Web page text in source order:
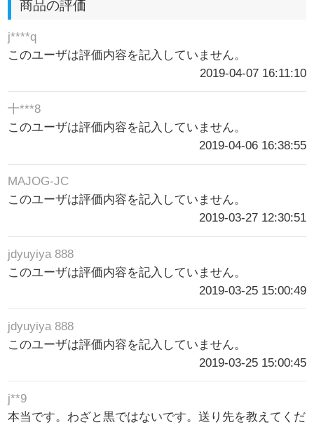
商品の評価
j****q
このユーザは評価内容を記入していません。
2019-04-07 16:11:10
十***8
このユーザは評価内容を記入していません。
2019-04-06 16:38:55
MAJOG-JC
このユーザは評価内容を記入していません。
2019-03-27 12:30:51
jdyuyiya 888
このユーザは評価内容を記入していません。
2019-03-25 15:00:49
jdyuyiya 888
このユーザは評価内容を記入していません。
2019-03-25 15:00:45
j**9
本当です。わざと黒ではないです。送り先を教えてくだ